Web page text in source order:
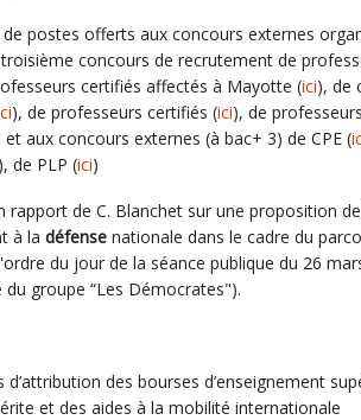
postes offerts aux concours externes
concours de recrutement de
certifiés affectés à Mayotte (ici), de
), de professeurs certifiés (ici), de
et aux concours externes (à bac+ 3) de CPE (
), de PLP (ici)
rapport de C. Blanchet sur une proposition
à la défense nationale dans le cadre du
du jour de la séance publique du 26
du groupe “Les Démocrates").
d’attribution des bourses d’enseignement
et des aides à la mobilité internationale